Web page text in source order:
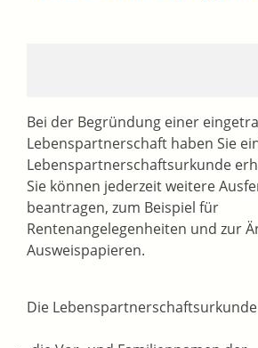
Bei der Begründung einer
Lebenspartnerschaft haben Sie
Lebenspartnerschaftsurkunde
Sie können jederzeit weitere
beantragen, zum Beispiel für
Rentenangelegenheiten und zur
Ausweispapieren.
Die